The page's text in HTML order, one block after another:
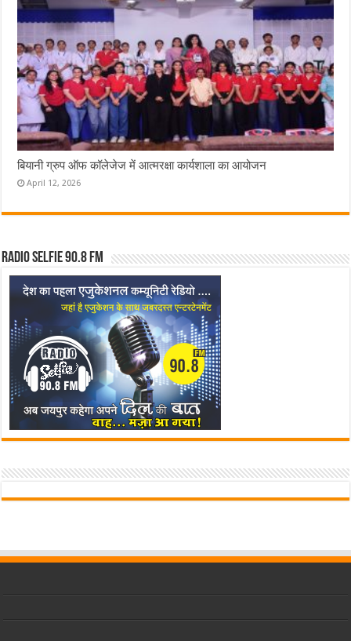
बियानी ग्रुप ऑफ कॉलेजेज में आत्मरक्षा कार्यशाला का आयोजन
April 12, 2026
Radio Selfie 90.8 FM